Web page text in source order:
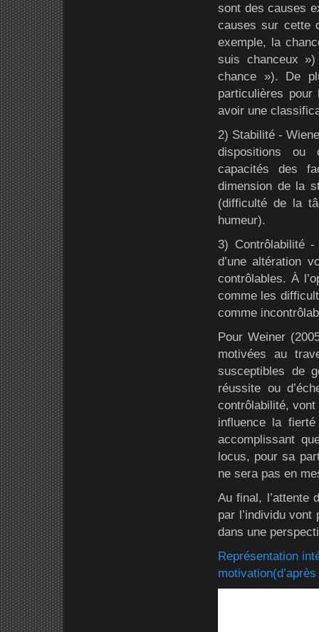
sont des causes
causes sur cette
exemple, la
suis chanceux
chance »). De
particulières pour
avoir une
2) Stabilité -
dispositions ou
capacités des
dimension de la
(difficulté de la
humeur).
3) Contrôlabilité -
d’une altération
contrôlables. À
comme les
comme
Pour Weiner
motivées au
susceptibles de
réussite ou
contrôlabilité,
influence la
accomplissant
locus, pour sa
ne sera pas en
Au final, l’attente
par l’individu
dans une
Représentation